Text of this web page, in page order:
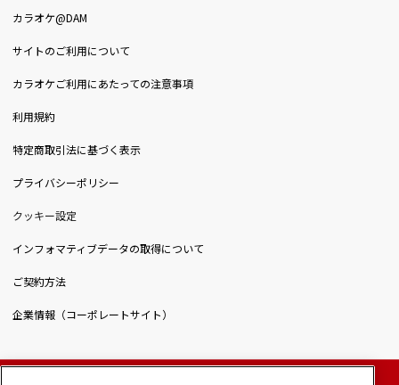
カラオケ@DAM
サイトのご利用について
カラオケご利用にあたっての注意事項
利用規約
特定商取引法に基づく表示
プライバシーポリシー
クッキー設定
インフォマティブデータの取得について
ご契約方法
企業情報（コーポレートサイト）